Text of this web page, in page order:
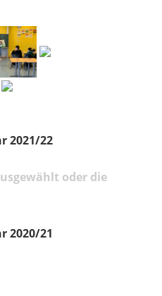
2021/22
oder die
2020/21